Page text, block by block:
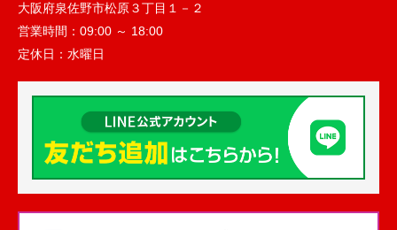
大阪府泉佐野市松原３丁目１－２
営業時間： 09:00 ～ 18:00
定休日： 水曜日